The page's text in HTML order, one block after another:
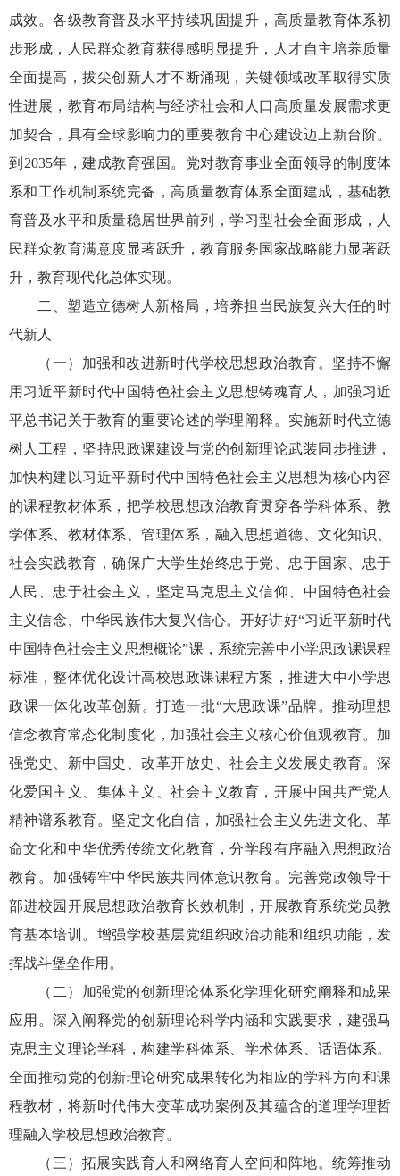
成效。各级教育普及水平持续巩固提升，高质量教育体系初
步形成，人民群众教育获得感明显提升，人才自主培养质量
全面提高，拔尖创新人才不断涌现，关键领域改革取得实质
性进展，教育布局结构与经济社会和人口高质量发展需求更
加契合，具有全球影响力的重要教育中心建设迈上新台阶。
到2035年，建成教育强国。党对教育事业全面领导的制度体
系和工作机制系统完备，高质量教育体系全面建成，基础教
育普及水平和质量稳居世界前列，学习型社会全面形成，人
民群众教育满意度显著跃升，教育服务国家战略能力显著跃
升，教育现代化总体实现。
二、塑造立德树人新格局，培养担当民族复兴大任的时
代新人
（一）加强和改进新时代学校思想政治教育。坚持不懈
用习近平新时代中国特色社会主义思想铸魂育人，加强习近
平总书记关于教育的重要论述的学理阐释。实施新时代立德
树人工程，坚持思政课建设与党的创新理论武装同步推进，
加快构建以习近平新时代中国特色社会主义思想为核心内容
的课程教材体系，把学校思想政治教育贯穿各学科体系、教
学体系、教材体系、管理体系，融入思想道德、文化知识、
社会实践教育，确保广大学生始终忠于党、忠于国家、忠于
人民、忠于社会主义，坚定马克思主义信仰、中国特色社会
主义信念、中华民族伟大复兴信心。开好讲好“习近平新时代
中国特色社会主义思想概论”课，系统完善中小学思政课课程
标准，整体优化设计高校思政课课程方案，推进大中小学思
政课一体化改革创新。打造一批“大思政课”品牌。推动理想
信念教育常态化制度化，加强社会主义核心价值观教育。加
强党史、新中国史、改革开放史、社会主义发展史教育。深
化爱国主义、集体主义、社会主义教育，开展中国共产党人
精神谱系教育。坚定文化自信，加强社会主义先进文化、革
命文化和中华优秀传统文化教育，分学段有序融入思想政治
教育。加强铸牢中华民族共同体意识教育。完善党政领导干
部进校园开展思想政治教育长效机制，开展教育系统党员教
育基本培训。增强学校基层党组织政治功能和组织功能，发
挥战斗堡垒作用。
（二）加强党的创新理论体系化学理化研究阐释和成果
应用。深入阐释党的创新理论科学内涵和实践要求，建强马
克思主义理论学科，构建学科体系、学术体系、话语体系。
全面推动党的创新理论研究成果转化为相应的学科方向和课
程教材，将新时代伟大变革成功案例及其蕴含的道理学理哲
理融入学校思想政治教育。
（三）拓展实践育人和网络育人空间和阵地。统筹推动